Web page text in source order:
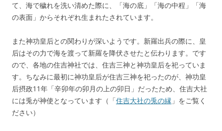
て、海で穢れを洗い清めた際に、「海の底」「海の中程」「海
の表面」からそれぞれ生まれたされています。
また神功皇后との関わりが深いようです。新羅出兵の際に、皇
后はその力で海を渡って新羅を降伏させたと伝わります。です
ので、各地の住吉神社では、住吉三神と神功皇后を祀っていま
す。ちなみに最初に神功皇后が住吉三神を祀ったのが、神功皇
后摂政11年「辛卯年の卯月の上の卯日」だったため、住吉大社
には兎が神使となっています（「住吉大社の兎の縁 」をご覧く
ださい）